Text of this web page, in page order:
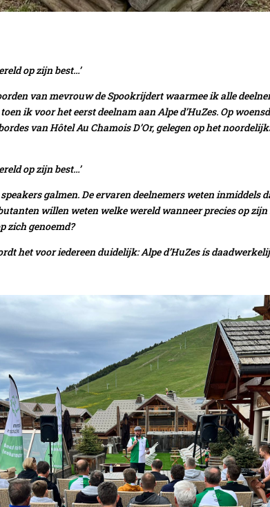
op zijn best…’
van mevrouw de Spookrijdert waarmee ik alle
ik voor het eerst deelnam aan Alpe d’HuZes. Op
van Hôtel Au Chamois D’Or, gelegen op het
op zijn best…’
galmen. De ervaren deelnemers weten inmiddels
willen weten welke wereld wanneer precies op
zich genoemd?
het voor iedereen duidelijk: Alpe d’HuZes ís